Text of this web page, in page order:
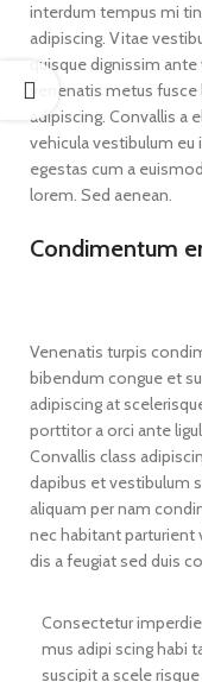
interdum tempus mi
adipiscing. Vitae
quisque dignissim
venenatis metus fusce
adipiscing. Convallis a
vehicula vestibulum
egestas cum a
lorem. Sed aenean.
Condimentum
Venenatis turpis
bibendum congue et
adipiscing at
porttitor a orci ante
Convallis class
dapibus et vestibulum
aliquam per nam
nec habitant
dis a feugiat sed duis
Consectetur
mus adipi scing habi
suscipit a scele